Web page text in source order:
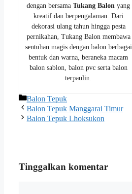
dengan bersamaTukang Balon yang
kreatif dan berpengalaman. Dari
dekorasi ulang tahun hingga pesta
pernikahan, Tukang Balon membawa
sentuhan magis dengan balon berbagai
bentuk dan warna, beraneka macam
balon sablon, balon pvc serta balon
terpaulin.
Kategori
Balon Tepuk
Balon Tepuk Manggarai Timur
Balon Tepuk Lhoksukon
Tinggalkan komentar